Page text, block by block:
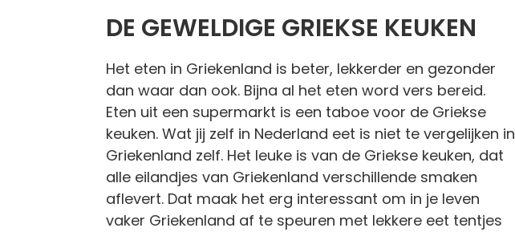
DE GEWELDIGE GRIEKSE KEUKEN
Het eten in Griekenland is beter, lekkerder en gezonder
dan waar dan ook. Bijna al het eten word vers bereid.
Eten uit een supermarkt is een taboe voor de Griekse
keuken. Wat jij zelf in Nederland eet is niet te vergelijken in
Griekenland zelf. Het leuke is van de Griekse keuken, dat
alle eilandjes van Griekenland verschillende smaken
aflevert. Dat maak het erg interessant om in je leven
vaker Griekenland af te speuren met lekkere eet tentjes